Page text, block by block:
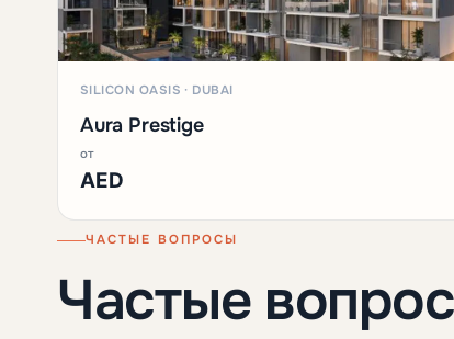
SILICON OASIS · DUBAI
Aura Prestige
от
AED
ЧАСТЫЕ ВОПРОСЫ
Частые